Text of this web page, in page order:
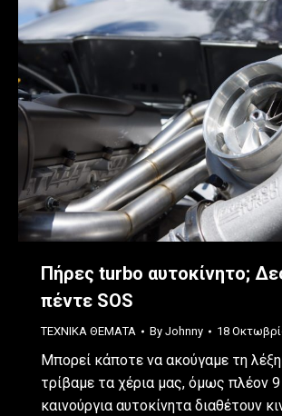
Πήρες turbo αυτοκίνητο;
πέντε SOS
ΤΕΧΝΙΚΑ ΘΕΜΑΤΑ By Johnny 18
Μπορεί κάποτε να ακούγαμε τη
τρίβαμε τα χέρια μας, όμως πλέον
καινούργια αυτοκίνητα διαθέτουν